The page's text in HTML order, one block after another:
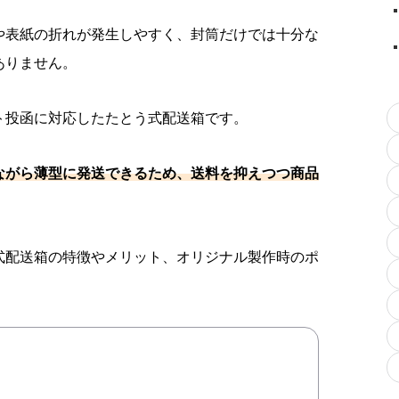
紙の折れが発生しやすく、封筒だけでは十分な
ません。
函に対応したたとう式配送箱です。
ら薄型に発送できるため、送料を抑えつつ商品
送箱の特徴やメリット、オリジナル製作時のポ